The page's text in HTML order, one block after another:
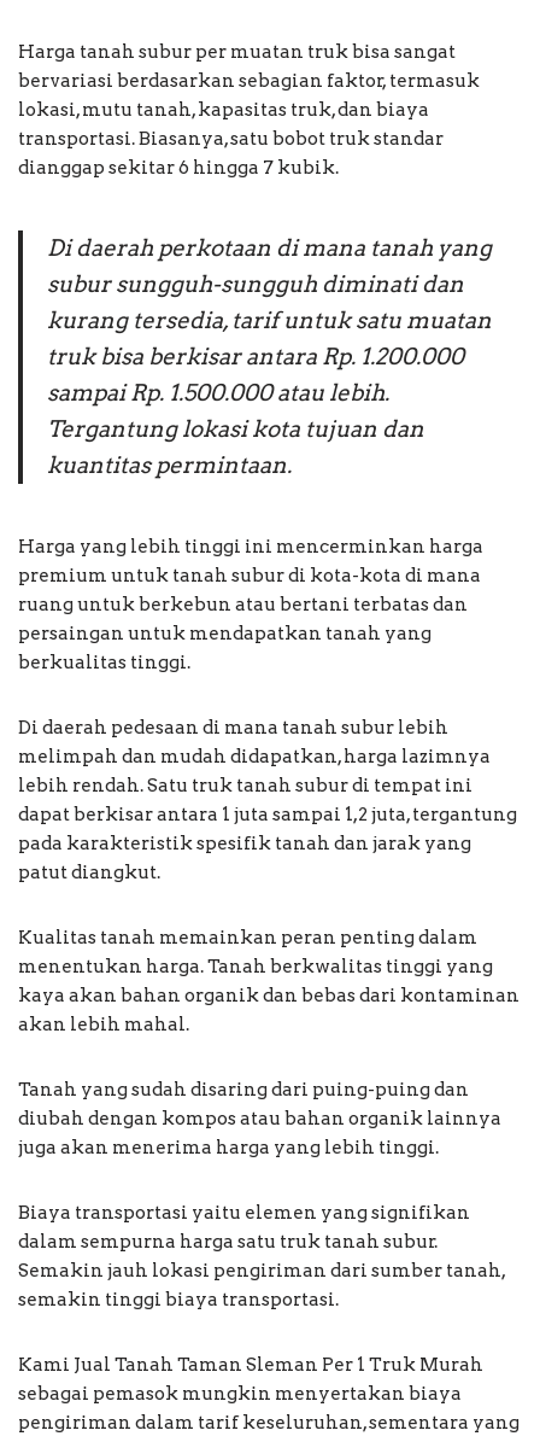
Harga tanah subur per muatan truk bisa sangat
bervariasi berdasarkan sebagian faktor, termasuk
lokasi, mutu tanah, kapasitas truk, dan biaya
transportasi. Biasanya, satu bobot truk standar
dianggap sekitar 6 hingga 7 kubik.
Di daerah perkotaan di mana tanah yang
subur sungguh-sungguh diminati dan
kurang tersedia, tarif untuk satu muatan
truk bisa berkisar antara Rp. 1.200.000
sampai Rp. 1.500.000 atau lebih.
Tergantung lokasi kota tujuan dan
kuantitas permintaan.
Harga yang lebih tinggi ini mencerminkan harga
premium untuk tanah subur di kota-kota di mana
ruang untuk berkebun atau bertani terbatas dan
persaingan untuk mendapatkan tanah yang
berkualitas tinggi.
Di daerah pedesaan di mana tanah subur lebih
melimpah dan mudah didapatkan, harga lazimnya
lebih rendah. Satu truk tanah subur di tempat ini
dapat berkisar antara 1 juta sampai 1,2 juta, tergantung
pada karakteristik spesifik tanah dan jarak yang
patut diangkut.
Kualitas tanah memainkan peran penting dalam
menentukan harga. Tanah berkwalitas tinggi yang
kaya akan bahan organik dan bebas dari kontaminan
akan lebih mahal.
Tanah yang sudah disaring dari puing-puing dan
diubah dengan kompos atau bahan organik lainnya
juga akan menerima harga yang lebih tinggi.
Biaya transportasi yaitu elemen yang signifikan
dalam sempurna harga satu truk tanah subur.
Semakin jauh lokasi pengiriman dari sumber tanah,
semakin tinggi biaya transportasi.
Kami Jual Tanah Taman Sleman Per 1 Truk Murah
sebagai pemasok mungkin menyertakan biaya
pengiriman dalam tarif keseluruhan, sementara yang